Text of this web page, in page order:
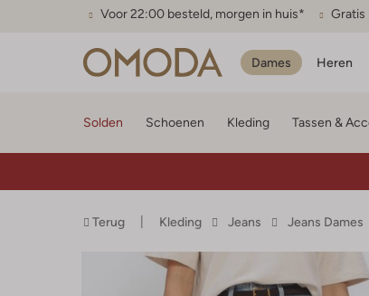
Voor 22:00 besteld, morgen in huis* Gratis
Dames Heren
Solden Schoenen Kleding Tassen &
Terug Kleding Jeans Jeans Dames